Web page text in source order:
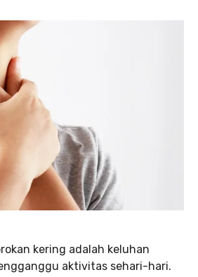
kering adalah keluhan
aktivitas sehari-hari.